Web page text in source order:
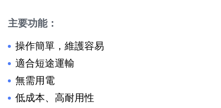
主要功能：
操作簡單，維護容易
適合短途運輸
無需用電
低成本、高耐用性